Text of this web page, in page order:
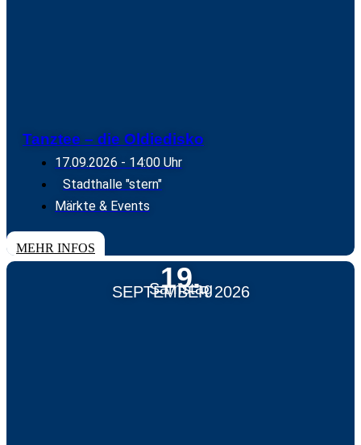
Tanztee – die Oldiedisko
17.09.2026 - 14:00 Uhr
Stadthalle "stern"
Märkte & Events
TICKETS
MEHR INFOS
19.
SEPTEMBER 2026
Samstag